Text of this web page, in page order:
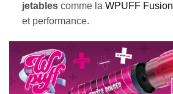
jetablescomme la WPUFF Fusion
et performance.